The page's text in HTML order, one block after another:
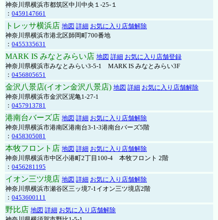
神奈川県横浜市都筑区中川中央１-25-１
： 0459147661
トレッサ横浜店 地図 詳細 お気に入り店舗解除
神奈川県横浜市港北区師岡町700番地
： 0455335631
MARK IS みなとみらい店 地図 詳細 お気に入り店舗登録
神奈川県横浜市みなとみらい3-5-1 MARK IS みなとみらい3F
： 0456805651
金沢八景店(イオン金沢八景店) 地図 詳細 お気に入り店舗解除
神奈川県横浜市金沢区泥亀1-27-1
： 0457913781
港南台バーズ店 地図 詳細 お気に入り店舗解除
神奈川県横浜市港南区港南台3-1-3港南台バーズ5階
： 0458305081
本牧フロント店 地図 詳細 お気に入り店舗解除
神奈川県横浜市中区小港町2丁目100-4 本牧フロント 2階
： 0456281195
イオン三ツ境店 地図 詳細 お気に入り店舗解除
神奈川県横浜市瀬谷区三ッ境7-1イオン三ツ境店2階
： 0453600111
野比店 地図 詳細 お気に入り店舗解除